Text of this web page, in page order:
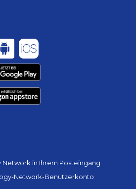
in Ihrem Posteingang
Network-Benutzerkonto